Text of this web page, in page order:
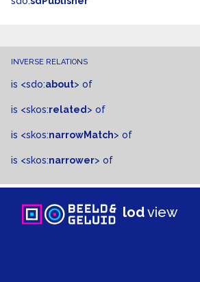
INVERSE RELATIONS
is <sdo:about> of
is <skos:related > of
is <skos:narrowMatch> of
is <skos:narrower> of
lodview